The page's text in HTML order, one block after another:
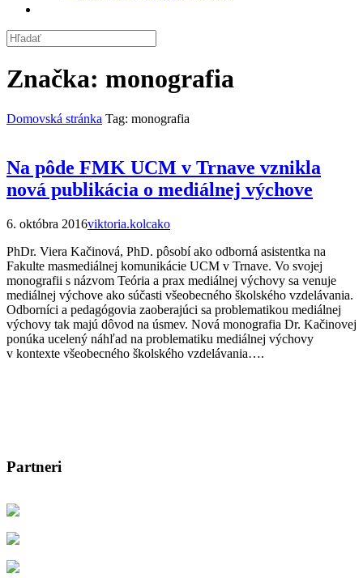
Značka: monografia
Domovská stránka Tag: monografia
Na pôde FMK UCM v Trnave vznikla
nová publikácia o mediálnej výchove
6. októbra 2016viktoria.kolcako
PhDr. Viera Kačinová, PhD. pôsobí ako odborná asistentka na
Fakulte masmediálnej komunikácie UCM v Trnave. Vo svojej
monografii s názvom Teória a prax mediálnej výchovy sa venuje
mediálnej výchove ako súčasti všeobecného školského vzdelávania.
Odborníci a pedagógovia zaoberajúci sa problematikou mediálnej
výchovy tak majú dôvod na úsmev. Nová monografia Dr. Kačinovej
ponúka ucelený náhľad na problematiku mediálnej výchovy
v kontexte všeobecného školského vzdelávania….
Partneri